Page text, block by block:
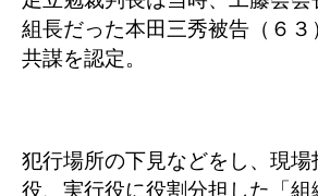
組長だった本田三秀被告（６
共謀を認定。
犯行場所の下見などをし、現
役、実行役に役割分担した「組